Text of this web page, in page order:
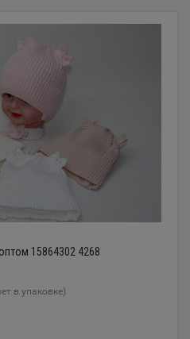
15864302 4268
в упаковке)